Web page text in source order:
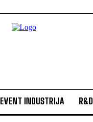
EVENT INDUSTRIJA R&D